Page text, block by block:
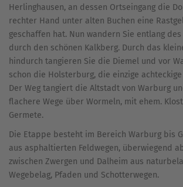
Herlinghausen, an dessen Ortseingang die
rechter Hand unter alten Buchen eine
geschaffen hat. Nun wandern Sie entlang
durch den schönen Kalkberg. Durch das
hindurch tangieren Sie die Diemel und vor
schon die Holsterburg, die einzige
Der Weg tangiert die Altstadt von Warburg
flachere Wege über Wormeln, mit ehem.
Germete.
Die Etappe besteht im Bereich Warburg bis
aus asphaltierten Feldwegen, überwiegend
zwischen Zwergen und Dalheim aus
Wegebelag, Pfaden und Schotterwegen.